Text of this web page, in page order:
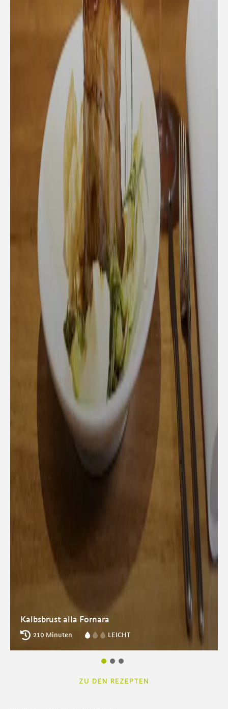
Kalbsbrust alla Fornara
210 Minuten LEICHT
ZU DEN REZEPTEN